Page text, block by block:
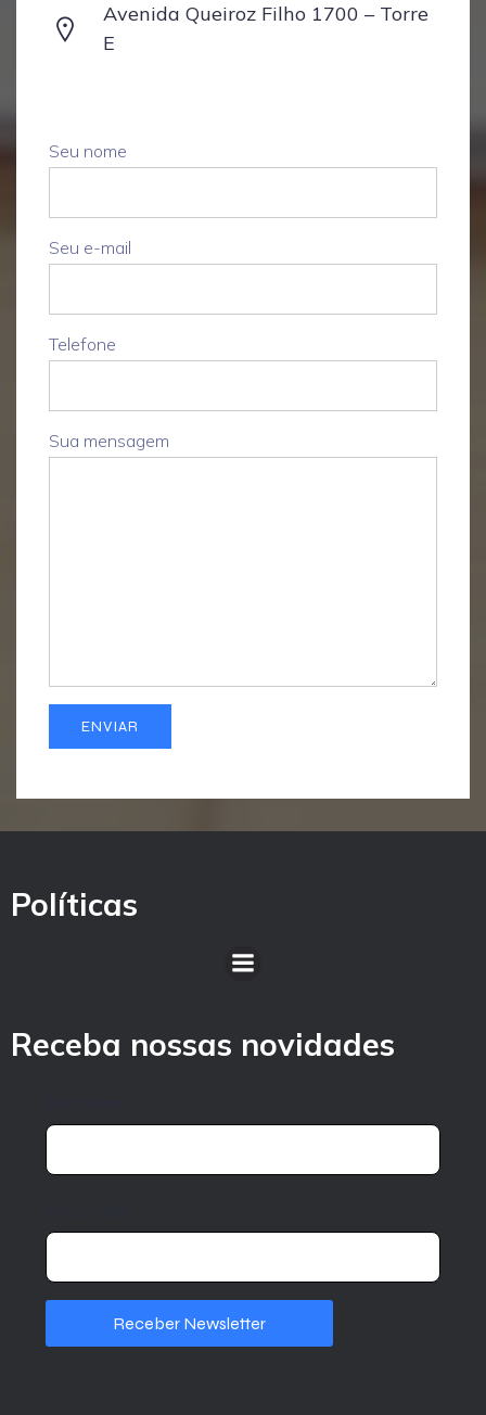
Avenida Queiroz Filho 1700 – Torre
E
Seu nome
Seu e-mail
Telefone
Sua mensagem
Políticas
Receba nossas novidades